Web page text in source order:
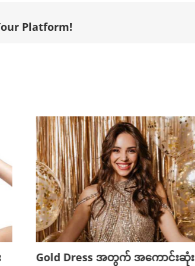
Platform!
Gold Dress အတွက် အကောင်းဆုံး